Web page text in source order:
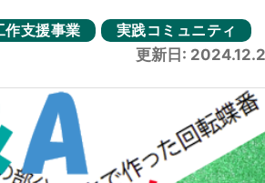
作支援事業 実践コミュニティ
更新日: